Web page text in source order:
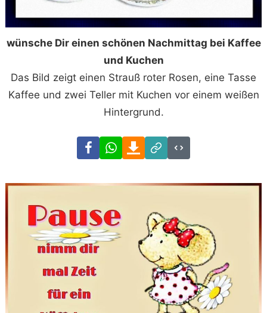
wünsche Dir einen schönen Nachmittag bei Kaffee
und Kuchen
Das Bild zeigt einen Strauß roter Rosen, eine Tasse
Kaffee und zwei Teller mit Kuchen vor einem weißen
Hintergrund.
FacebookWhatsAppDownload
Link
Code